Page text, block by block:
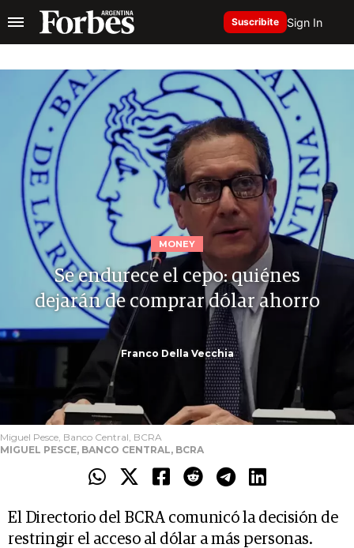
Suscribite Sign In
MONEY
Se endurece el cepo: quiénes
dejarán de comprar dólar ahorro
Franco Della Vecchia
Miguel Pesce, Banco Central, BCRA
MIGUEL PESCE, BANCO CENTRAL, BCRA
El Directorio del BCRA comunicó la decisión de
restringir el acceso al dólar a más personas.